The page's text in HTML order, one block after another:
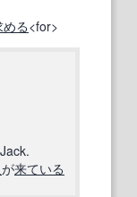
める<for>
が来ている